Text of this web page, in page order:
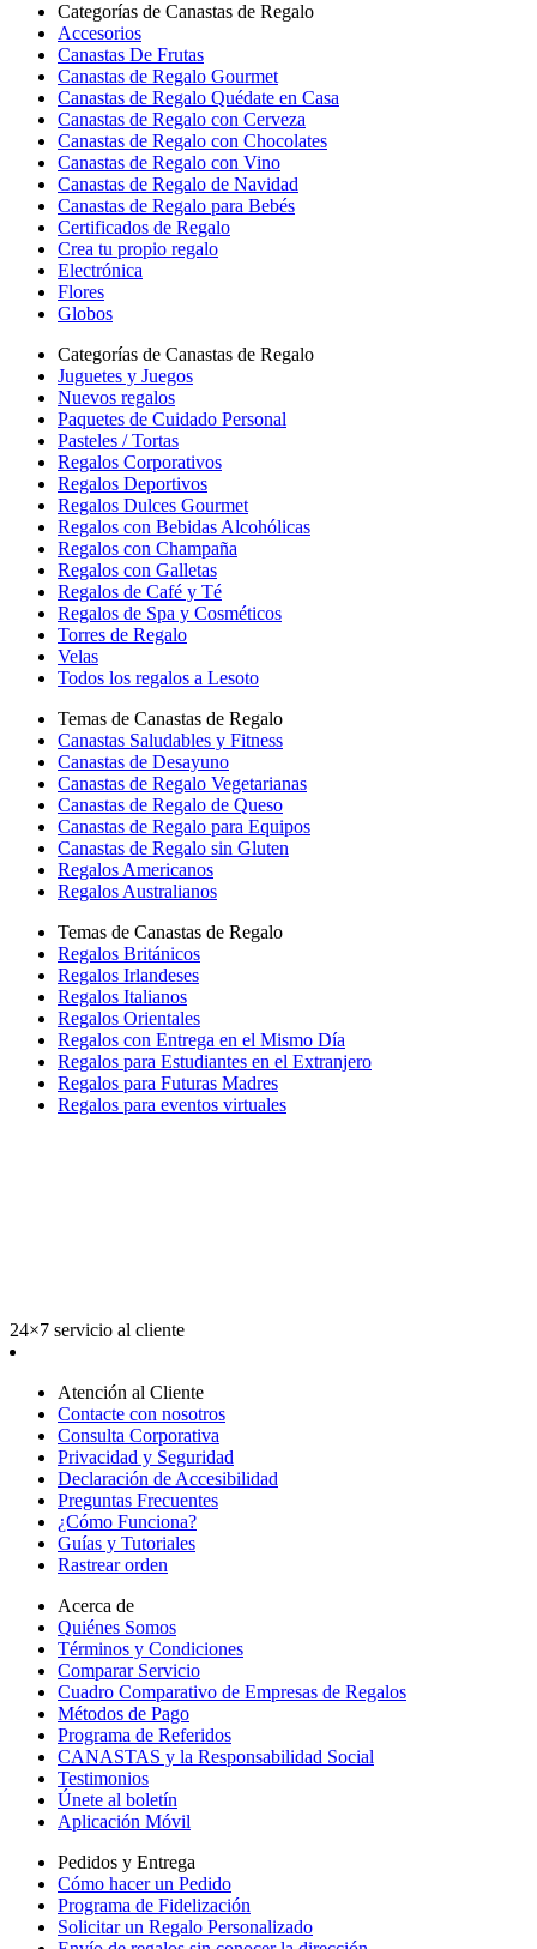
Categorías de Canastas de Regalo
Accesorios
Canastas De Frutas
Canastas de Regalo Gourmet
Canastas de Regalo Quédate en Casa
Canastas de Regalo con Cerveza
Canastas de Regalo con Chocolates
Canastas de Regalo con Vino
Canastas de Regalo de Navidad
Canastas de Regalo para Bebés
Certificados de Regalo
Crea tu propio regalo
Electrónica
Flores
Globos
Categorías de Canastas de Regalo
Juguetes y Juegos
Nuevos regalos
Paquetes de Cuidado Personal
Pasteles / Tortas
Regalos Corporativos
Regalos Deportivos
Regalos Dulces Gourmet
Regalos con Bebidas Alcohólicas
Regalos con Champaña
Regalos con Galletas
Regalos de Café y Té
Regalos de Spa y Cosméticos
Torres de Regalo
Velas
Todos los regalos a Lesoto
Temas de Canastas de Regalo
Canastas Saludables y Fitness
Canastas de Desayuno
Canastas de Regalo Vegetarianas
Canastas de Regalo de Queso
Canastas de Regalo para Equipos
Canastas de Regalo sin Gluten
Regalos Americanos
Regalos Australianos
Temas de Canastas de Regalo
Regalos Británicos
Regalos Irlandeses
Regalos Italianos
Regalos Orientales
Regalos con Entrega en el Mismo Día
Regalos para Estudiantes en el Extranjero
Regalos para Futuras Madres
Regalos para eventos virtuales
24×7 servicio al cliente
Atención al Cliente
Contacte con nosotros
Consulta Corporativa
Privacidad y Seguridad
Declaración de Accesibilidad
Preguntas Frecuentes
¿Cómo Funciona?
Guías y Tutoriales
Rastrear orden
Acerca de
Quiénes Somos
Términos y Condiciones
Comparar Servicio
Cuadro Comparativo de Empresas de Regalos
Métodos de Pago
Programa de Referidos
CANASTAS y la Responsabilidad Social
Testimonios
Únete al boletín
Aplicación Móvil
Pedidos y Entrega
Cómo hacer un Pedido
Programa de Fidelización
Solicitar un Regalo Personalizado